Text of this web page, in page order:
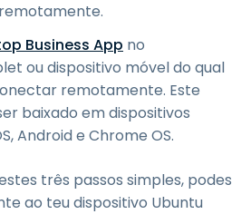
Business App no
ou dispositivo móvel do qual
remotamente. Este
baixado em dispositivos
Android e Chrome OS.
três passos simples, podes
ao teu dispositivo Ubuntu